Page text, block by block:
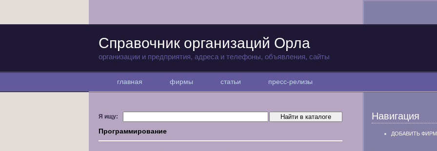
Справочник организаций Орла
организации и предприятия, адреса и телефоны, объявления, сайты
главная фирмы статьи пресс-релизы
Я ищу:
Программирование
Навигация
ДОБАВИТЬ